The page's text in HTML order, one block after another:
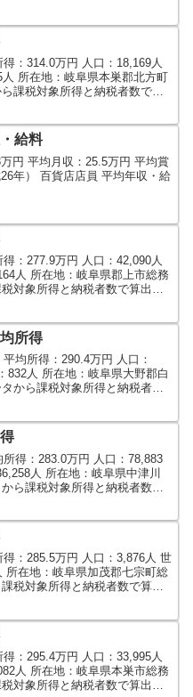
：314.0万円 人口：18,169人
所在地：岐阜県本巣郡北方町
課税対象所得と納税者数で算
給料
円 平均月収：25.5万円 平均賞
年） 百貨店店員 平均年収・給
：277.9万円 人口：42,090人
人 所在地：岐阜県郡上市総務
対象所得と納税者数で算出し
所得
均所得：290.4万円 人口：
832人 所在地：岐阜県大野郡白
から課税対象所得と納税者数
得：283.0万円 人口：78,883
人 所在地：岐阜県中津川
ら課税対象所得と納税者数で
：285.5万円 人口：3,876人 世
所在地：岐阜県加茂郡七宗町総
税対象所得と納税者数で算出
：295.4万円 人口：33,995人
人 所在地：岐阜県本巣市総務
対象所得と納税者数で算出し